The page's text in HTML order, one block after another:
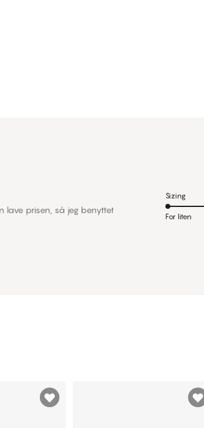
lave prisen, så jeg benyttet
Sizing
For liten